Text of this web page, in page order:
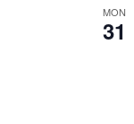
MON
31